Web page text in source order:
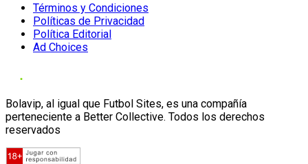
Términos y Condiciones
Políticas de Privacidad
Política Editorial
Ad Choices
Bolavip, al igual que Futbol Sites, es una compañía
perteneciente a Better Collective. Todos los derechos
reservados